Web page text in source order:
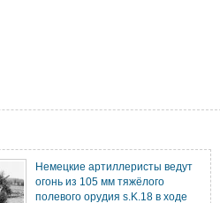
Немецкие артиллеристы ведут
огонь из 105 мм тяжёлого
полевого орудия s.K.18 в ходе